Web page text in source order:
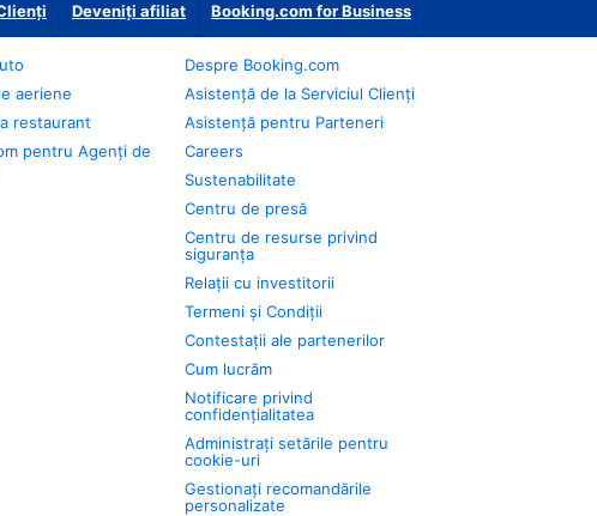
Deveniţi afiliat Booking.com for Business
aeriene
restaurant
pentru Agenți de
Despre Booking.com
Asistență de la Serviciul Clienți
Asistență pentru Parteneri
Careers
Sustenabilitate
Centru de presă
Centru de resurse privind
siguranța
Relații cu investitorii
Termeni și Condiții
Contestații ale partenerilor
Cum lucrăm
Notificare privind
confidențialitatea
Administrați setările pentru
cookie-uri
Gestionați recomandările
personalizate